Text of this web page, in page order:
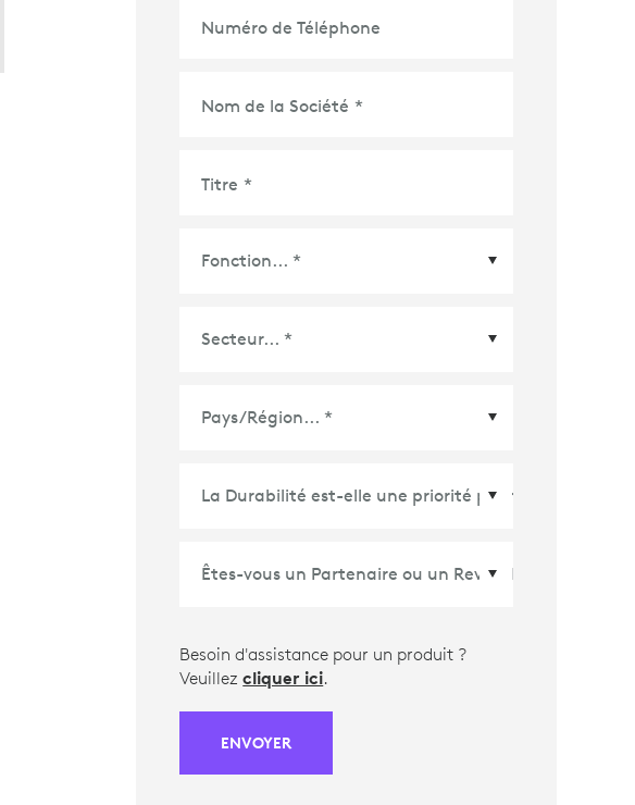
Numéro de Téléphone
Nom de la Société *
Titre *
Pays/Région *
Besoin d'assistance pour un produit ?
Veuillezcliquer ici.
ENVOYER